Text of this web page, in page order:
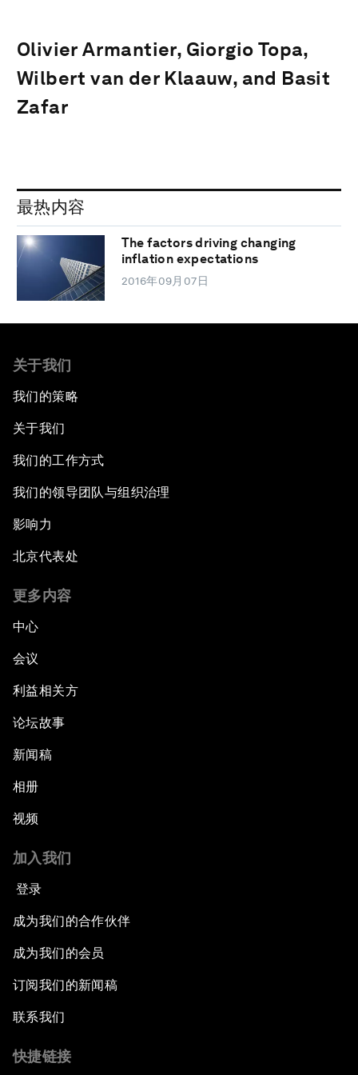
Olivier Armantier, Giorgio Topa,
Wilbert van der Klaauw, and Basit
Zafar
最热内容
The factors driving changing
inflation expectations
2016年09月07日
关于我们
我们的策略
关于我们
我们的工作方式
我们的领导团队与组织治理
影响力
北京代表处
更多内容
中心
会议
利益相关方
论坛故事
新闻稿
相册
视频
加入我们
登录
成为我们的合作伙伴
成为我们的会员
订阅我们的新闻稿
联系我们
快捷链接